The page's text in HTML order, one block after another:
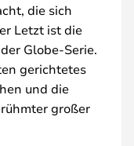
die sich
Letzt ist die
Globe-Serie.
gerichtetes
und die
großer